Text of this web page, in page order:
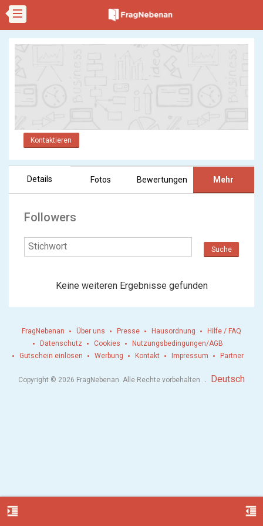
Kontaktieren
Details Fotos Bewertungen Mehr
Followers
Suche
Keine weiteren Ergebnisse gefunden
format_indent_increase format_indent_decrease
FragNebenan Über uns Presse Hausordnung
Hilfe / FAQ
Datenschutz
Cookies
Nutzungsbedingungen/AGB
Gutschein einlösen
Werbung Kontakt Impressum Partner
Copyright © 2026 FragNebenan. Alle Rechte vorbehalten . Deutsch